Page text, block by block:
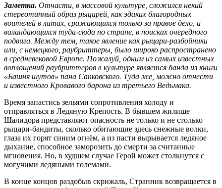
Заметка. Отчасти, в массовой культуре, сложился некий
стереотипный образ рыцарей, как эдаких благородных
воителей в латах, сражающихся только за правое дело, и
валандающихся туда-сюда по стране, в поисках очередного
подвига. Между тем, такое явление как рыцари-разбойники
или, с немецкого, раубриттеры, было широко распространено
в средневековой Европе. Пожалуй, одним из самых известных
воплощений раубриттеров в культуре является банда из книги
«Башня шутов» пана Сапковского. Туда же, можно отнести
и известного Кровавого барона из третьего Ведьмака.
Время запастись зельями сопротивления холоду и
отправляться в Ледяную Крепость. В бывшем жилище
Шалидора представляют опасность не только и не столько
рыцари-бандиты, сколько обитающие здесь снежные волки,
глаза их горят синим огнём, а из пасти вырывается ледяное
дыхание, способное заморозить до смерти за считанные
мгновения. Но, в худшем случае Герой может столкнутся с
могучими ледяными големами.
В конце концов раздобыв скрижаль, Странник возвращается в